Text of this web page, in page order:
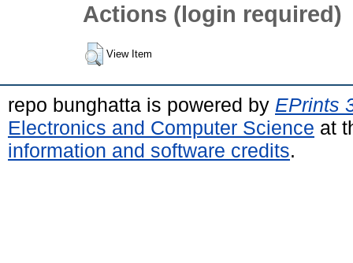
Actions (login required)
View Item
repo bunghatta is powered by EPrints
Electronics and Computer Science at
information and software credits.